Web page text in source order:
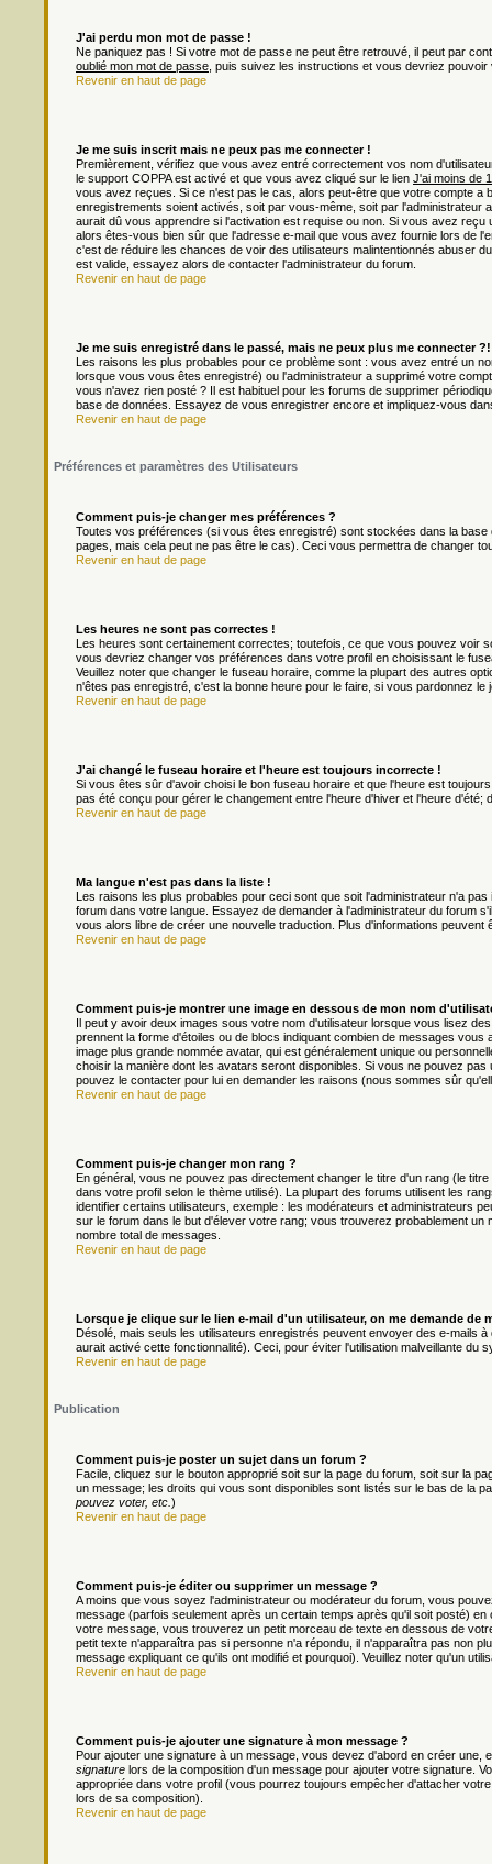
J'ai perdu mon mot de passe !
Ne paniquez pas ! Si votre mot de passe ne peut être retrouvé, il peut par
oublié mon mot de passe , puis suivez les instructions et vous devriez
Revenir en haut de page
Je me suis inscrit mais ne peux pas me connecter !
Premièrement, vérifiez que vous avez entré correctement vos nom
le support COPPA est activé et que vous avez cliqué sur le lien J'ai moins de
vous avez reçues. Si ce n'est pas le cas, alors peut-être que votre compte
enregistrements soient activés, soit par vous-même, soit par
aurait dû vous apprendre si l'activation est requise ou non. Si vous avez
alors êtes-vous bien sûr que l'adresse e-mail que vous avez fournie lors de
c'est de réduire les chances de voir des utilisateurs malintentionnés abuser
est valide, essayez alors de contacter l'administrateur du forum.
Revenir en haut de page
Je me suis enregistré dans le passé, mais ne peux plus me connecter ?!
Les raisons les plus probables pour ce problème sont : vous avez entré un
lorsque vous vous êtes enregistré) ou l'administrateur a supprimé votre
vous n'avez rien posté ? Il est habituel pour les forums de supprimer
base de données. Essayez de vous enregistrer encore et impliquez-vous
Revenir en haut de page
Préférences et paramètres des Utilisateurs
Comment puis-je changer mes préférences ?
Toutes vos préférences (si vous êtes enregistré) sont stockées dans la
pages, mais cela peut ne pas être le cas). Ceci vous permettra de changer
Revenir en haut de page
Les heures ne sont pas correctes !
Les heures sont certainement correctes; toutefois, ce que vous pouvez voir
vous devriez changer vos préférences dans votre profil en choisissant le
Veuillez noter que changer le fuseau horaire, comme la plupart des autres
n'êtes pas enregistré, c'est la bonne heure pour le faire, si vous pardonnez le
Revenir en haut de page
J'ai changé le fuseau horaire et l'heure est toujours incorrecte !
Si vous êtes sûr d'avoir choisi le bon fuseau horaire et que l'heure est
pas été conçu pour gérer le changement entre l'heure d'hiver et l'heure
Revenir en haut de page
Ma langue n'est pas dans la liste !
Les raisons les plus probables pour ceci sont que soit l'administrateur n'a
forum dans votre langue. Essayez de demander à l'administrateur du forum
vous alors libre de créer une nouvelle traduction. Plus d'informations
Revenir en haut de page
Comment puis-je montrer une image en dessous de mon nom
Il peut y avoir deux images sous votre nom d'utilisateur lorsque vous lisez
prennent la forme d'étoiles ou de blocs indiquant combien de messages
image plus grande nommée avatar, qui est généralement unique ou
choisir la manière dont les avatars seront disponibles. Si vous ne pouvez
pouvez le contacter pour lui en demander les raisons (nous sommes sûr
Revenir en haut de page
Comment puis-je changer mon rang ?
En général, vous ne pouvez pas directement changer le titre d'un rang (le
dans votre profil selon le thème utilisé). La plupart des forums utilisent les
identifier certains utilisateurs, exemple : les modérateurs et administrateurs
sur le forum dans le but d'élever votre rang; vous trouverez probablement
nombre total de messages.
Revenir en haut de page
Lorsque je clique sur le lien e-mail d'un utilisateur, on me demande de
Désolé, mais seuls les utilisateurs enregistrés peuvent envoyer des e-mails
aurait activé cette fonctionnalité). Ceci, pour éviter l'utilisation malveillante du
Revenir en haut de page
Publication
Comment puis-je poster un sujet dans un forum ?
Facile, cliquez sur le bouton approprié soit sur la page du forum, soit sur la
un message; les droits qui vous sont disponibles sont listés sur le bas de la
pouvez voter, etc. )
Revenir en haut de page
Comment puis-je éditer ou supprimer un message ?
A moins que vous soyez l'administrateur ou modérateur du forum, vous
message (parfois seulement après un certain temps après qu'il soit posté)
votre message, vous trouverez un petit morceau de texte en dessous de
petit texte n'apparaîtra pas si personne n'a répondu, il n'apparaîtra pas non
message expliquant ce qu'ils ont modifié et pourquoi). Veuillez noter qu'un
Revenir en haut de page
Comment puis-je ajouter une signature à mon message ?
Pour ajouter une signature à un message, vous devez d'abord en créer
signature lors de la composition d'un message pour ajouter votre signature.
appropriée dans votre profil (vous pourrez toujours empêcher d'attacher
lors de sa composition).
Revenir en haut de page